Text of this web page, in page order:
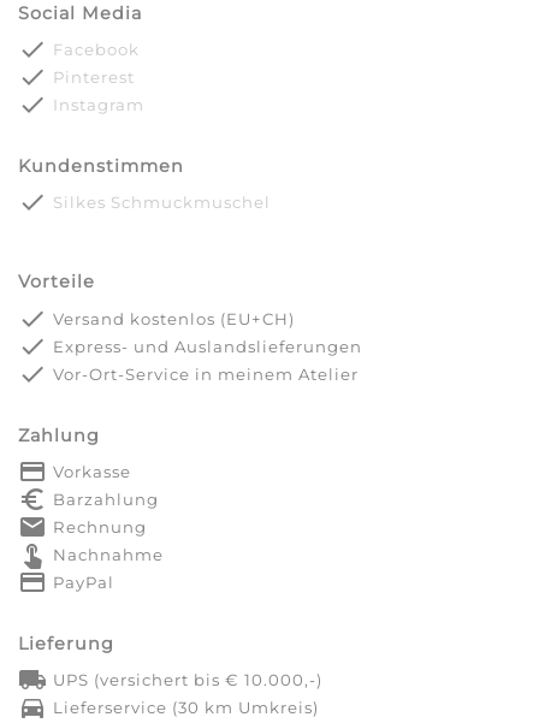
Social Media
done Facebook
done Pinterest
done Instagram
Kundenstimmen
done Silkes Schmuckmuschel
Vorteile
done Versand kostenlos (EU+CH)
done Express- und Auslandslieferungen
done Vor-Ort-Service in meinem Atelier
Zahlung
payment Vorkasse
euro_symbol Barzahlung
markunread Rechnung
touch_app Nachnahme
credit_card PayPal
Lieferung
local_shipping UPS (versichert bis € 10.000,-)
directions_car Lieferservice (30 km Umkreis)